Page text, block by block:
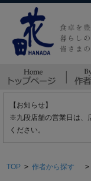
【お知らせ】
※九段店舗の営業日は、
ください。
TOP > 作者から探す >